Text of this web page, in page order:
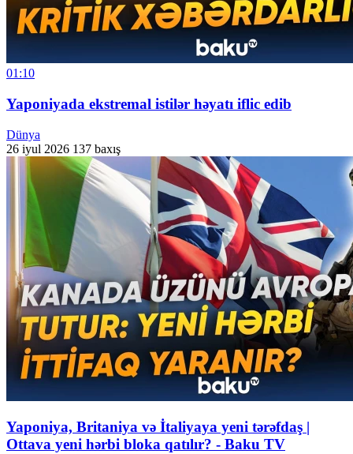
01:10
Yaponiyada ekstremal istilər həyatı iflic edib
Dünya
26 iyul 2026 137 baxış
Yaponiya, Britaniya və İtaliyaya yeni tərəfdaş |
Ottava yeni hərbi bloka qatılır? - Baku TV